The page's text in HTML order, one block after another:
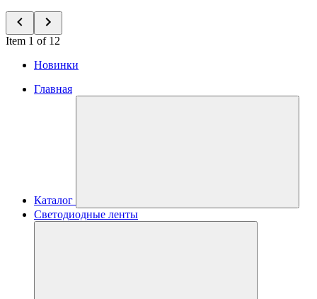
Item 1 of 12
Новинки
Главная
Каталог
Светодиодные ленты